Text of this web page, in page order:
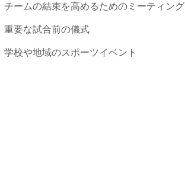
チームの結束を高めるためのミーティング
重要な試合前の儀式
学校や地域のスポーツイベント